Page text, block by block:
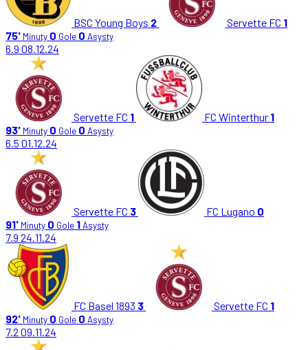
BSC Young Boys 2 Servette FC 1
75' Minuty 0 Gole 0 Asysty
6.9 08.12.24
Servette FC 1 FC Winterthur 1
93' Minuty 0 Gole 0 Asysty
6.5 01.12.24
Servette FC 3 FC Lugano 0
91' Minuty 0 Gole 1Asysty
7.9 24.11.24
FC Basel 1893 3 Servette FC 1
92' Minuty 0 Gole 0 Asysty
7.2 09.11.24